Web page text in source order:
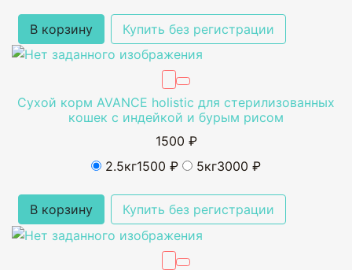
В корзину Купить без регистрации
Сухой корм AVANCE holistic для стерилизованных
кошек с индейкой и бурым рисом
1500 ₽
2.5кг1500 ₽ 5кг3000 ₽
В корзину Купить без регистрации